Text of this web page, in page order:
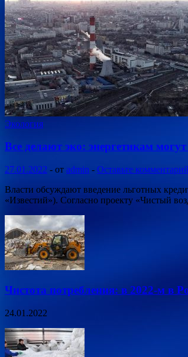
Экология
Все делают эко: энергетикам
27.01.2022 - от admin - Оставьте комментарий
Власти обсуждают введение льготных
«Известий»). Согласно проекту «Чистый
Чистота потребления: в 2022-м в
24.01.2022